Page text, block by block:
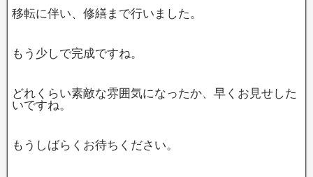
移転に伴い、修繕まで行いました。
もう少しで完成ですね。
どれくらい素敵な雰囲気になったか、早くお見せした
いですね。
もうしばらくお待ちください。